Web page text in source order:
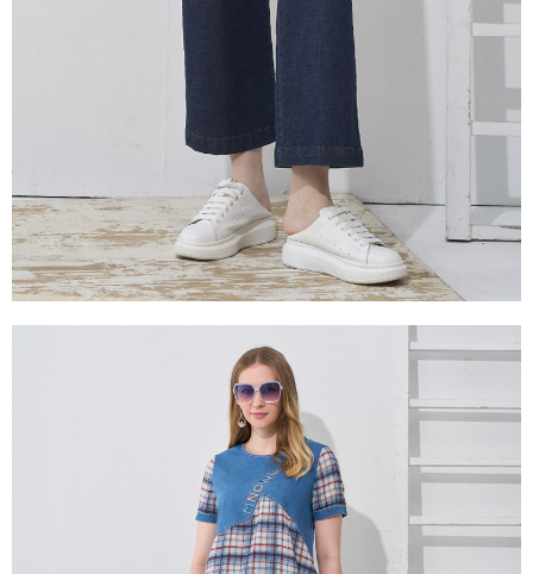
１．透過由恩沛科技股份有限公司提供之「AFTEE先享後付」服務完成之交
易，需依本服務之必要範圍內提供個人資料，並將交易相關給付款項請求債
權轉讓予恩沛科技股份有限公司。
２．關於個人資料處理事宜，請瀏覽以下網址：
https://aftee.tw/terms/#terms3
３．未成年的使用者請事先徵得法定代理人或監護人之同意方可使用
「AFTEE先享後付」，若未經同意申辦者引起之損失，本公司不負相關責
４．使用「AFTEE先享後付」時，將依據個別帳號之用戶狀況，依本公司即
時審查核予不同之上限額度；若仍有額度不足之情形，本公司將視審查結果
請求用戶進行身份認證。
５．嚴禁一人註冊多個帳號或使用他人資訊註冊。若發現惡意使用之情形，
恩沛科技股份有限公司將有權停止該用戶之使用額度並採取法律行動。